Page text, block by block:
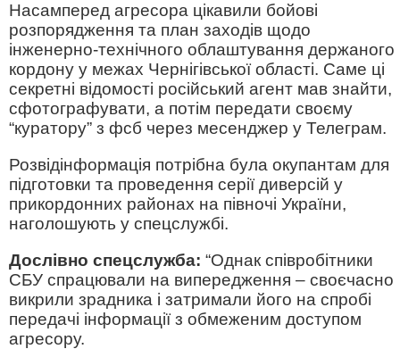
Насамперед агресора цікавили бойові
розпорядження та план заходів щодо
інженерно-технічного облаштування держаного
кордону у межах Чернігівської області. Саме ці
секретні відомості російський агент мав знайти,
сфотографувати, а потім передати своєму
“куратору” з фсб через месенджер у Телеграм.
Розвідінформація потрібна була окупантам для
підготовки та проведення серії диверсій у
прикордонних районах на півночі України,
наголошують у спецслужбі.
Дослівно спецслужба: “Однак співробітники
СБУ спрацювали на випередження – своєчасно
викрили зрадника і затримали його на спробі
передачі інформації з обмеженим доступом
агресору.